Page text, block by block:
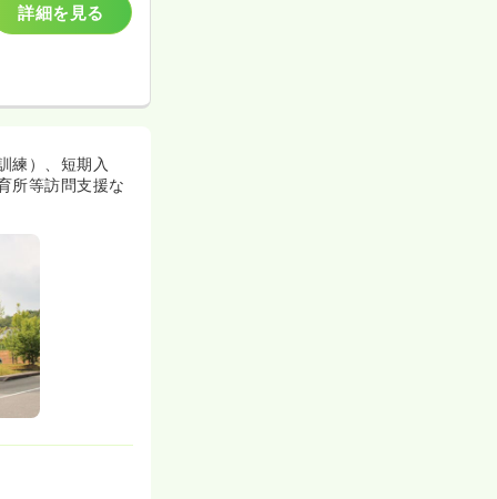
詳細を見る
練）、短期入
所等訪問支援な